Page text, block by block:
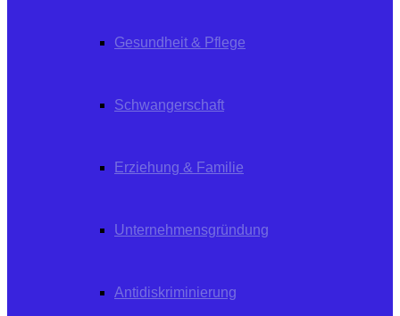
Gesundheit & Pflege
Schwangerschaft
Erziehung & Familie
Unternehmensgründung
Antidiskriminierung